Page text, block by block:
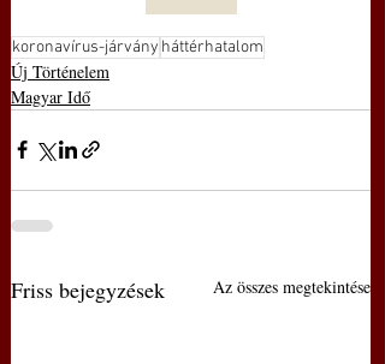
koronavírus-járvány háttérhatalom
Új Történelem
Magyar Idő
Friss bejegyzések Az összes megtekintése